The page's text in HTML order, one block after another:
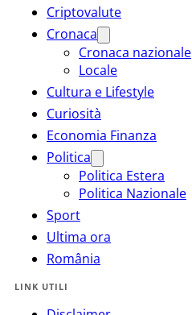
Criptovalute
Cronaca
Cronaca nazionale
Locale
Cultura e Lifestyle
Curiosità
Economia Finanza
Politica
Politica Estera
Politica Nazionale
Sport
Ultima ora
România
LINK UTILI